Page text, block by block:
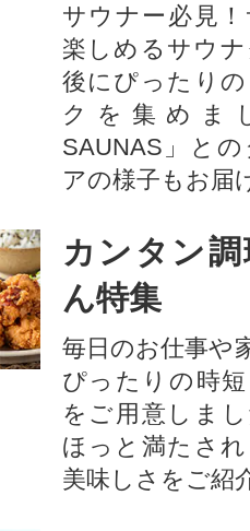
サウナー必見
楽しめるサウ
後にぴったり
クを集めま
SAUNAS」と
アの様子もお届
カンタン
ん特集
毎日のお仕事や
ぴったりの時
をご用意しま
ほっと満たさ
美味しさをご紹